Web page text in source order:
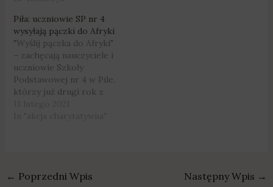
Jakie są zadania lidera
Szlachetnej Paczki? O
szczegółach mówi
koordynatorka akcji w
Wielkopolsce, Natalia
Lenc. Zgłoszenia
potrwają do 15.08 –
Piła: uczniowie SP nr 4
wysyłają pączki do Afryki
"Wyślij pączka do Afryki"
– zachęcają nauczyciele i
uczniowie Szkoły
Podstawowej nr 4 w Pile,
którzy już drugi rok z
Afryki, w której działają
← Poprzedni Wpis Następny Wpis →